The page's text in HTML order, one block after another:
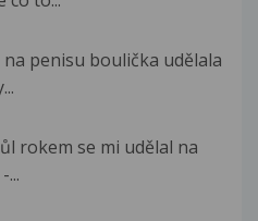
penisu boulička udělala
rokem se mi udělal na